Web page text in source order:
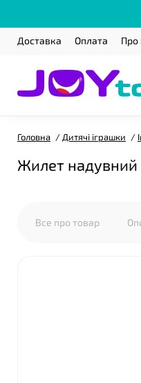
Доставка Оплата Про
Головна Дитячі іграшки
Жилет надувний
Все про товар
❤